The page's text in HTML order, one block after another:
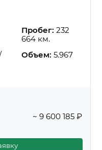
Пробег: 232
664 км.
Объем: 5.967
~ 9 600 185 ₽